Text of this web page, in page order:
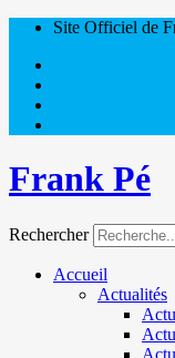
Site Officiel de
Frank Pé
Rechercher
Accueil
Actualités